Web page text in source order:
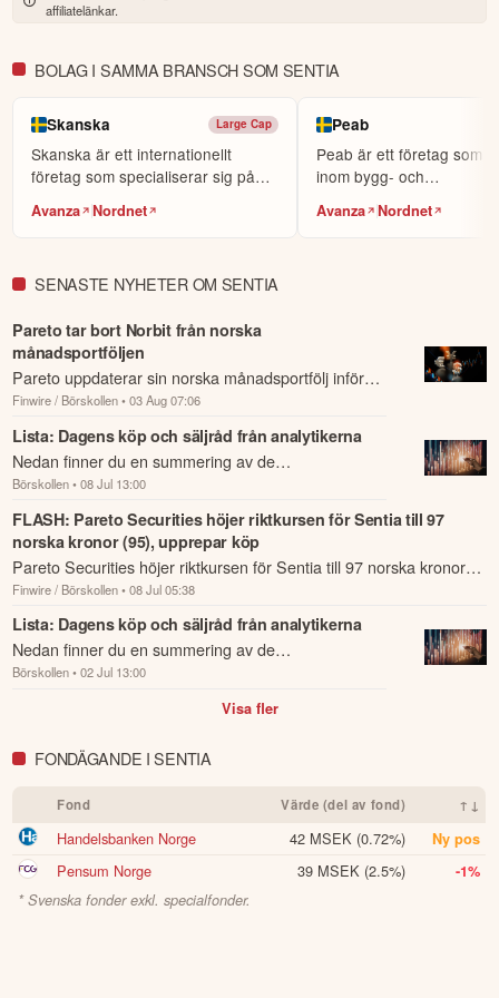
eToro är en investeringsplattform för flera tillgångsslag. Värdet på
dina investeringar kan gå upp eller ner. Du riskerar ditt kapital.
affiliatelänkar.
BOLAG I SAMMA BRANSCH SOM SENTIA
Skanska Large Cap
Skanska är ett internationellt
företag som specialiserar sig på
Avanza Nordnet
Peab
Peab är ett företag som
inom bygg- och
Avanza Nordnet
SENASTE NYHETER OM SENTIA
Pareto tar bort Norbit från norska
månadsportföljen
Pareto uppdaterar sin norska månadsportfölj inför
augusti genom att ta bort Norbit.
Finwire / Börskollen • 03 Aug 07:06
Lista: Dagens köp och säljråd från analytikerna
Nedan finner du en summering av de
analysrekommendationer och riktkursförändringar
som har rapporterats om idag den 8 juli.
Börskollen • 08 Jul 13:00
FLASH: Pareto Securities höjer riktkursen för Sentia till 97
norska kronor (95), upprepar köp
Pareto Securities höjer riktkursen för Sentia till 97 norska kronor
(95), upprepar köp.
Finwire / Börskollen • 08 Jul 05:38
Lista: Dagens köp och säljråd från analytikerna
Nedan finner du en summering av de
analysrekommendationer och riktkursförändringar
som har rapporterats om idag den 2 juli.
Börskollen • 02 Jul 13:00
Visa fler
FONDÄGANDE I SENTIA
Fond Värde (del av fond) ↑↓
Handelsbanken Norge 42 MSEK (0.72%) Ny pos
Pensum Norge 39 MSEK (2.5%)
-1%
* Svenska fonder exkl. specialfonder.